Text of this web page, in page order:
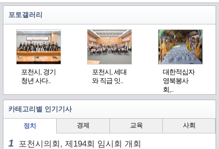
포토갤러리
포천시, 경기
청년 사다..
포천시, 세대
와 직급 잇..
대한적십자
영북봉사
회,..
카테고리별 인기기사
정치 경제 교육 사회
1 포천시의회, 제194회 임시회 개회